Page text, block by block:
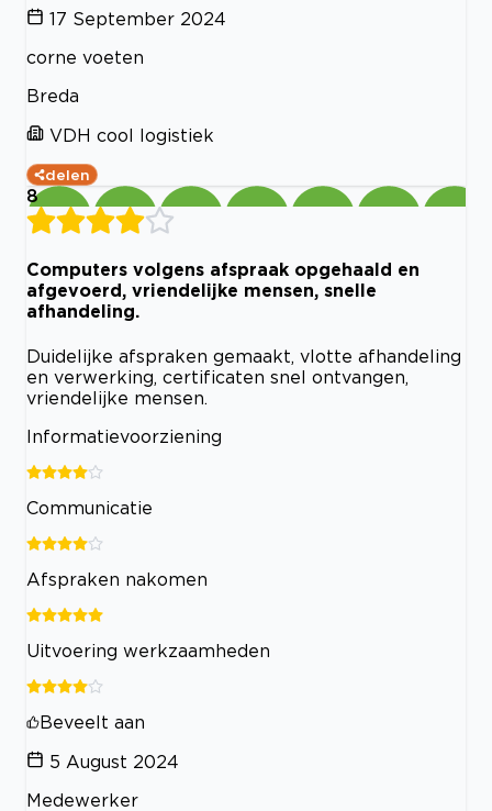
17 September 2024
corne voeten
Breda
VDH cool logistiek
delen
8
Computers volgens afspraak opgehaald en
afgevoerd, vriendelijke mensen, snelle
afhandeling.
Duidelijke afspraken gemaakt, vlotte afhandeling
en verwerking, certificaten snel ontvangen,
vriendelijke mensen.
Informatievoorziening
Communicatie
Afspraken nakomen
Uitvoering werkzaamheden
Beveelt aan
5 August 2024
Medewerker